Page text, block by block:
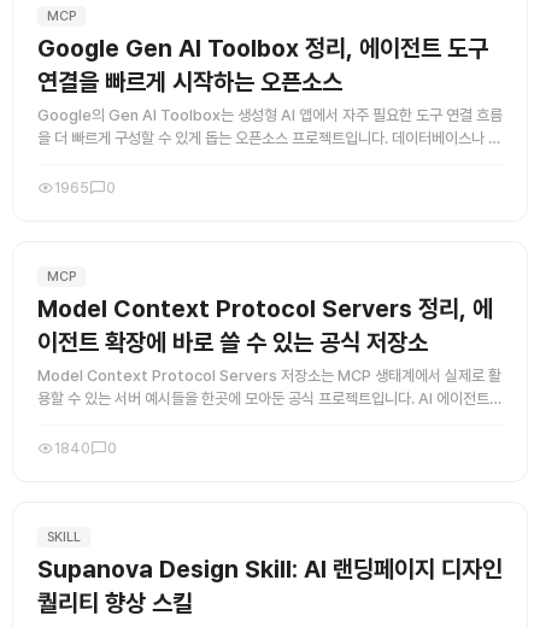
MCP
Google Gen AI Toolbox 정리, 에이전트 도구
연결을 빠르게 시작하는 오픈소스
Google의 Gen AI Toolbox는 생성형 AI 앱에서 자주 필요한 도구 연결 흐름
을 더 빠르게 구성할 수 있게 돕는 오픈소스 프로젝트입니다. 데이터베이스나 외
1965 0
MCP
Model Context Protocol Servers 정리, 에
이전트 확장에 바로 쓸 수 있는 공식 저장소
Model Context Protocol Servers 저장소는 MCP 생태계에서 실제로 활
용할 수 있는 서버 예시들을 한곳에 모아둔 공식 프로젝트입니다. AI 에이전트에
1840 0
SKILL
Supanova Design Skill: AI 랜딩페이지 디자인
퀄리티 향상 스킬